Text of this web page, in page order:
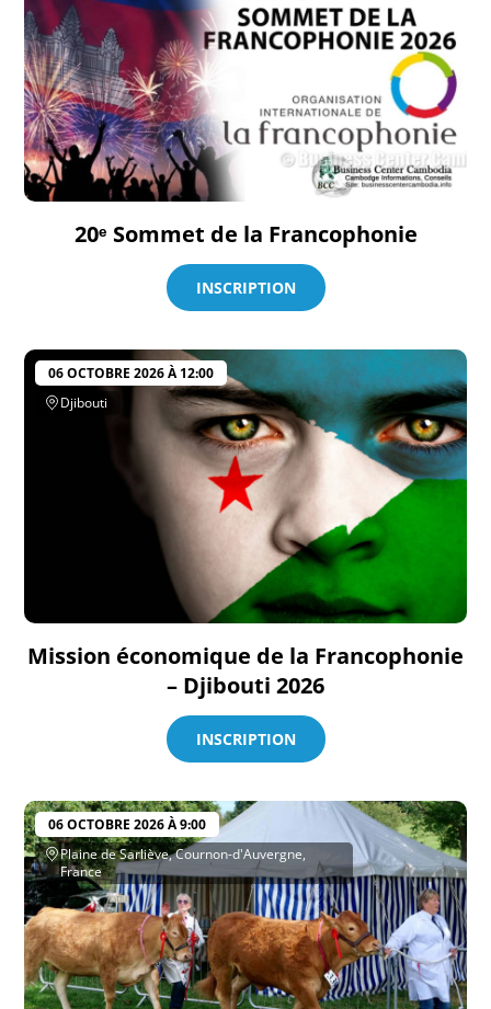
20ᵉ Sommet de la Francophonie
INSCRIPTION
06 OCTOBRE 2026 À 12:00
Djibouti
Mission économique de la Francophonie
– Djibouti 2026
INSCRIPTION
06 OCTOBRE 2026 À 9:00
Plaine de Sarliève, Cournon-d'Auvergne,
France